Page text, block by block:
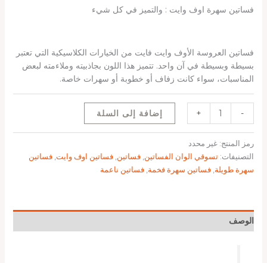
فساتين سهرة اوف وايت : والتميز في كل شيء
فساتين العروسة الأوف وايت فايت من الخيارات الكلاسيكية التي تعتبر
بسيطة وبسيطة في آن واحد. تتميز هذا اللون بجاذبيته وملاءمته لبعض
المناسبات، سواء كانت زفاف أو خطوبة أو سهرات خاصة.
-
+ إضافة إلى السلة
رمز المنتج: غير محدد
التصنيفات: تسوقي الوان الفساتين فساتين فساتين اوف وايت, فساتين
سهرة طويلة فساتين سهرة فخمة فساتين ناعمة
الوصف